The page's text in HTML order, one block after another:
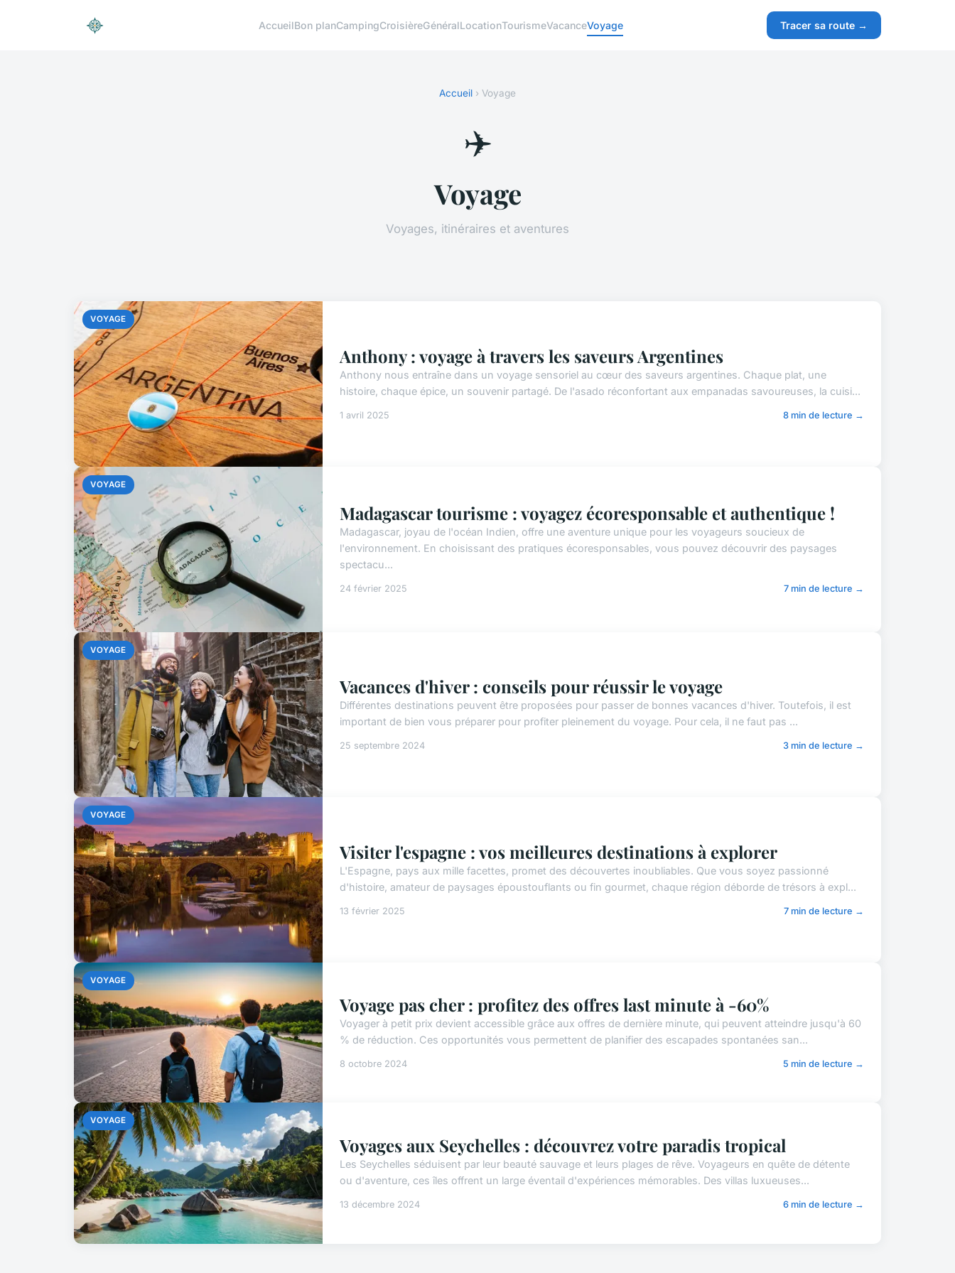
AccueilBon planCampingCroisièreGénéralLocationTourismeVacanceVoyage Tracer sa route →
Accueil › Voyage
✈️
Voyage
Voyages, itinéraires et aventures
VOYAGE
Anthony : voyage à travers les saveurs Argentines
Anthony nous entraîne dans un voyage sensoriel au cœur des saveurs argentines. Chaque plat, une
histoire, chaque épice, un souvenir partagé. De l'asado réconfortant aux empanadas savoureuses, la cuisi...
1 avril 2025 8 min de lecture →
VOYAGE
Madagascar tourisme : voyagez écoresponsable et authentique !
Madagascar, joyau de l'océan Indien, offre une aventure unique pour les voyageurs soucieux de
l'environnement. En choisissant des pratiques écoresponsables, vous pouvez découvrir des paysages
spectacu...
24 février 2025 7 min de lecture →
VOYAGE
Vacances d'hiver : conseils pour réussir le voyage
Différentes destinations peuvent être proposées pour passer de bonnes vacances d'hiver. Toutefois, il est
important de bien vous préparer pour profiter pleinement du voyage. Pour cela, il ne faut pas ...
25 septembre 2024 3 min de lecture →
VOYAGE
Visiter l'espagne : vos meilleures destinations à explorer
L'Espagne, pays aux mille facettes, promet des découvertes inoubliables. Que vous soyez passionné
d'histoire, amateur de paysages époustouflants ou fin gourmet, chaque région déborde de trésors à expl...
13 février 2025 7 min de lecture →
VOYAGE
Voyage pas cher : profitez des offres last minute à -60%
Voyager à petit prix devient accessible grâce aux offres de dernière minute, qui peuvent atteindre jusqu'à 60
% de réduction. Ces opportunités vous permettent de planifier des escapades spontanées san...
8 octobre 2024 5 min de lecture →
VOYAGE
Voyages aux Seychelles : découvrez votre paradis tropical
Les Seychelles séduisent par leur beauté sauvage et leurs plages de rêve. Voyageurs en quête de détente
ou d'aventure, ces îles offrent un large éventail d'expériences mémorables. Des villas luxueuses...
13 décembre 2024 6 min de lecture →